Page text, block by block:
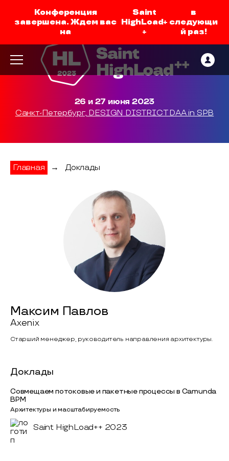
Конференция
завершена. Ждем вас
на
Saint
HighLoad+
+
в
следующи
й раз!
26 и 27 июня 2023
Санкт-Петербург, DESIGN DISTRICT DAA in SPB
Главная → Доклады
Максим Павлов
Axenix
Старший менеджер, руководитель направления архитектуры.
Доклады
Совмещаем потоковые и пакетные процессы в Camunda
BPM
Архитектуры и масштабируемость
Saint HighLoad++ 2023